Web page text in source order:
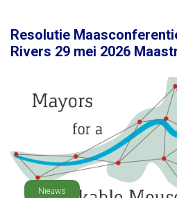
Resolutie
Rivers 29 mei 2026
Nieuws